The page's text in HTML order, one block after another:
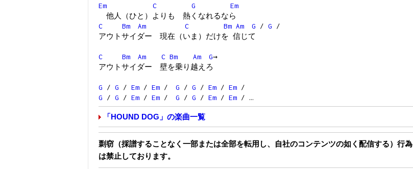
Em
C G
Em
他人（ひと）よりも 熱くなれるなら
C
Bm Am C Bm Am G / G /
アウトサイダー 現在（いま）だけを 信じて
C Bm Am C Bm Am G→
アウトサイダー 壁を乗り越えろ
G / G / Em / Em / G / G / Em / Em /
G / G / Em / Em / G / G / Em / Em / …
「HOUND DOG」の楽曲一覧
剽窃（採譜することなく一部または全部を転用し、自社のコンテンツの如く配信する）行為
は禁止しております。